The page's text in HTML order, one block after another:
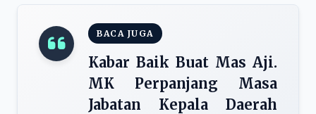
BACA JUGA
Kabar Baik Buat Mas Aji.
MK Perpanjang Masa
Jabatan Kepala Daerah